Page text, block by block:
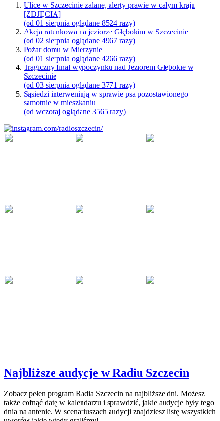
Ulice w Szczecinie zalane, alerty prawie w całym kraju
[ZDJĘCIA]
(od 01 sierpnia oglądane 8524 razy)
Akcja ratunkowa na jeziorze Głębokim w Szczecinie
(od 02 sierpnia oglądane 4967 razy)
Pożar domu w Mierzynie
(od 01 sierpnia oglądane 4266 razy)
Tragiczny finał wypoczynku nad Jeziorem Głębokie w
Szczecinie
(od 03 sierpnia oglądane 3771 razy)
Sąsiedzi interweniują w sprawie psa pozostawionego
samotnie w mieszkaniu
(od wczoraj oglądane 3565 razy)
Najbliższe audycje w Radiu Szczecin
Zobacz pełen program Radia Szczecin na najbliższe dni. Możesz
także cofnąć datę w kalendarzu i sprawdzić, jakie audycje były tego
dnia na antenie. W scenariuszach audycji znajdziesz listę wszystkich